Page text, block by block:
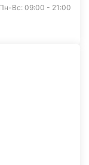
Пн-Вс: 09:00 - 21:00